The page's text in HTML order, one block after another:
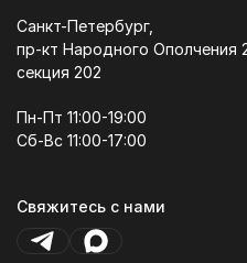
Санкт-Петербург,
пр-кт Народного Ополчения
секция 202
Пн-Пт 11:00-19:00
Сб-Вс 11:00-17:00
Свяжитесь с нами